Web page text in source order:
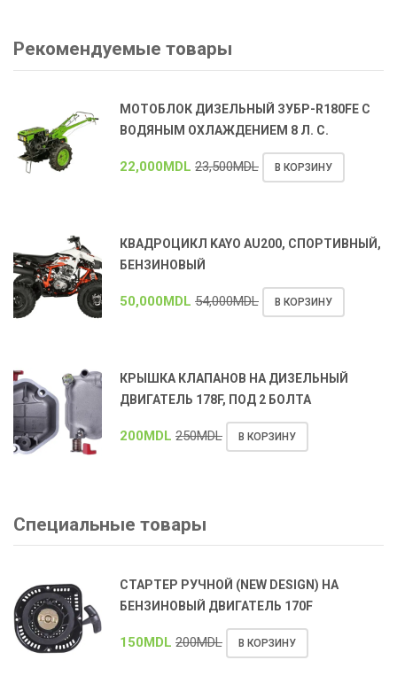
Рекомендуемые товары
МОТОБЛОК ДИЗЕЛЬНЫЙ ЗУБР-R180FE С
ВОДЯНЫМ ОХЛАЖДЕНИЕМ 8 Л. С.
22,000 MDL 23,500MDL В КОРЗИНУ
КВАДРОЦИКЛ KAYO AU200, СПОРТИВНЫЙ,
БЕНЗИНОВЫЙ
50,000 MDL 54,000MDL В КОРЗИНУ
КРЫШКА КЛАПАНОВ НА ДИЗЕЛЬНЫЙ
ДВИГАТЕЛЬ 178F, ПОД 2 БОЛТА
200 MDL 250MDL В КОРЗИНУ
Специальные товары
СТАРТЕР РУЧНОЙ (NEW DESIGN) НА
БЕНЗИНОВЫЙ ДВИГАТЕЛЬ 170F
150MDL 200MDL В КОРЗИНУ